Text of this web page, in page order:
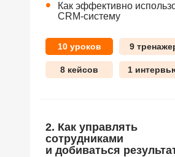
Как эффективно
CRM-систему
•
1
9
8 кейсов
10 уроков
2. Как управлять
сотрудниками
и добиваться